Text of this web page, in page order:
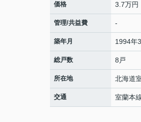
価格 3.7万円
管理/共益費 -
築年月 1994年
総戸数 8戸
所在地 北海道
交通 室蘭本